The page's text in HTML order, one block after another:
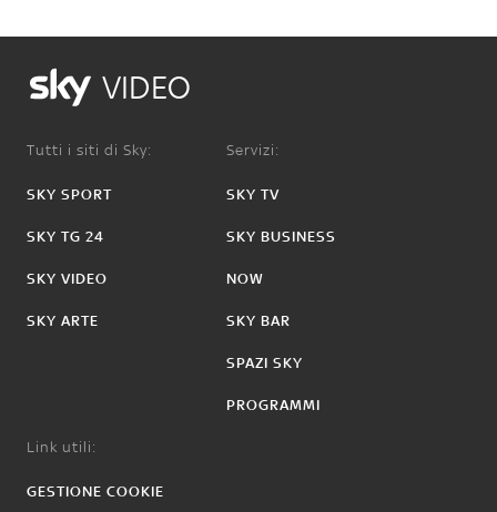
VIDEO
Tutti i siti di Sky:
SKY SPORT
SKY TG 24
SKY VIDEO
SKY ARTE
Servizi:
SKY TV
SKY BUSINESS
NOW
SKY BAR
SPAZI SKY
PROGRAMMI
Link utili:
GESTIONE COOKIE